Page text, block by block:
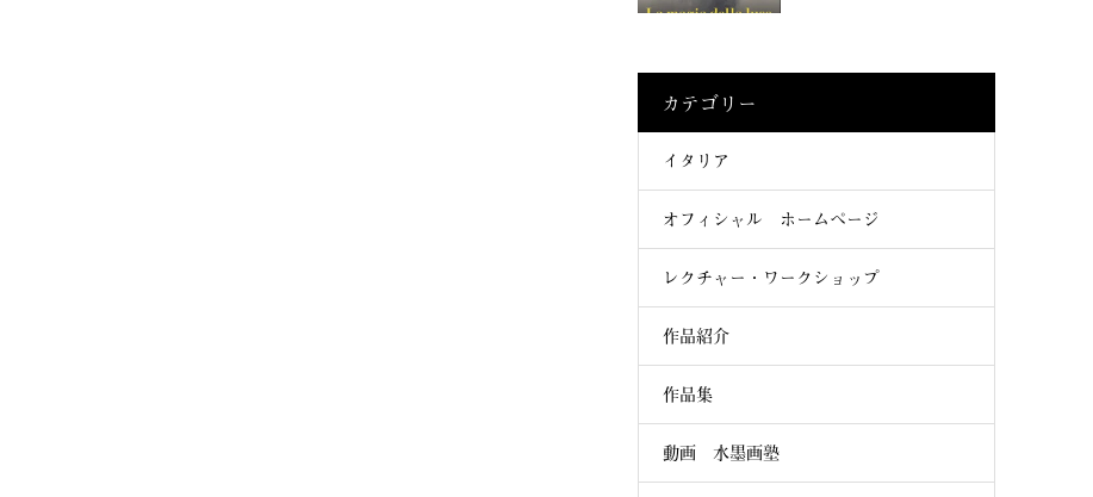
カテゴリー
イタリア
オフィシャル ホームページ
レクチャー・ワークショップ
作品紹介
作品集
動画 水墨画塾